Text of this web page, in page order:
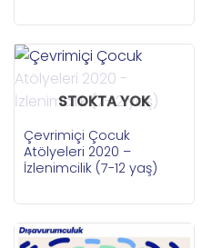
STOKTA YOK
Çevrimiçi Çocuk
Atölyeleri 2020 –
İzlenimcilik (7-12 yaş)